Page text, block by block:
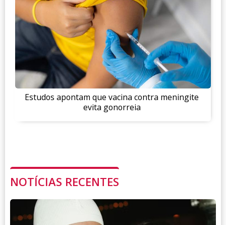
Estudos apontam que vacina contra meningite
evita gonorreia
NOTÍCIAS RECENTES